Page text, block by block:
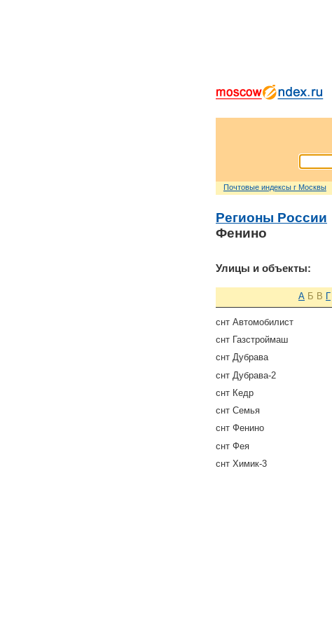
Почтовые индексы г Москвы
Регионы России
Фенино
Улицы и объекты:
А Б В Г
снт Автомобилист
снт Газстроймаш
снт Дубрава
снт Дубрава-2
снт Кедр
снт Семья
снт Фенино
снт Фея
снт Химик-3